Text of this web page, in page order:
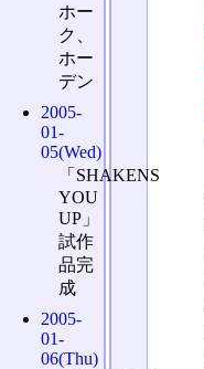
ホー
ク、
ホー
デン
2005-
01-
05(Wed)
「SHAKENS
YOU
UP」
試作
品完
成
2005-
01-
06(Thu)